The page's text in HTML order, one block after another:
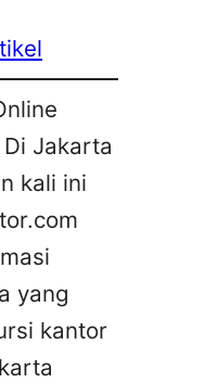
Jakarta
kali ini
yang
kantor